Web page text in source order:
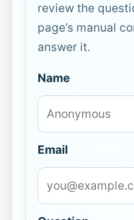
review the
page’s manual
answer it.
Name
Email